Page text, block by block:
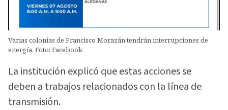
Varias colonias de Francisco Morazán tendrán interrupciones de
energía. Foto: Facebook
La institución explicó que estas acciones se
deben a trabajos relacionados con la línea de
transmisión.